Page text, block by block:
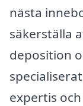
nästa
säkerställa
deposition
expertis